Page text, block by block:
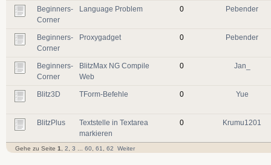
Beginners-
Corner
Language Problem 0 Pebender
Beginners-
Corner
Proxygadget 0 Pebender
Beginners-
Corner
BlitzMax NG Compile
Web
0 Jan_
Blitz3D TForm-Befehle 0 Yue
BlitzPlus
Textstelle in Textarea
markieren
0 Krumu1201
Gehe zu Seite 1 2 3 60 61 62 Weiter